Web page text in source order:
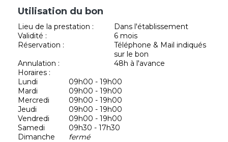
Utilisation du bon
Lieu de la prestation :
Dans l'établissement
Validité :
6 mois
Réservation :
Téléphone & Mail indiqués
sur le bon
Annulation :
48h à l'avance
Horaires :
Lundi
09h00 - 19h00
Mardi
09h00 - 19h00
Mercredi
09h00 - 19h00
Jeudi
09h00 - 19h00
Vendredi
09h00 - 19h00
Samedi
09h30 - 17h30
Dimanche
fermé